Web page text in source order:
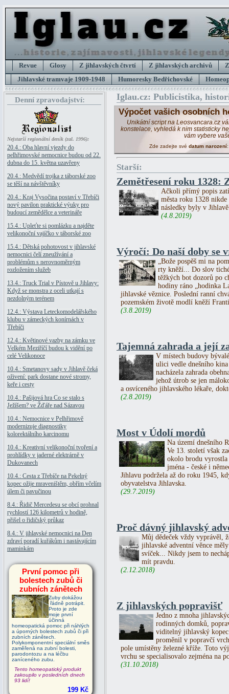
Revue Glosy Z jihlavských čtvrtí Z jihlavských archivů
Jihlavské tramvaje 1909-1948
Humoresky Bedřichovské
Denní zpravodajství:
Nejstarší regionální deník (zal. 1996):
20.4.: Oba hlavní vjezdy do
pelhřimovské nemocnice budou od 22.
dubna do 15. května uzavřeny
20.4.: Medvědí trojka z táborské zoo
se těší na návštěvníky
20.4.: Kraj Vysočina postaví v Třebíči
nový pavilon praktické výuky pro
budoucí zemědělce a veterináře
15.4.: Upleťte si pomlázku a najděte
velikonoční vajíčko v táborské zoo
15.4.: Dětská pohotovost v jihlavské
nemocnici čelí zneužívání a
problémům s nerovnoměrným
rozložením služeb
13.4.: Truck Trial v Pístově u Jihlavy:
Když se monstra z oceli utkají s
nezdolným terénem
12.4.: Výstava Leteckomodelářského
klubu v zámeckých konírnách v
Třebíči
12.4.: Květinové vazby na zámku ve
Velkém Meziříčí budou k vidění po
celé Velikonoce
10.4.: Smetanovy sady v Jihlavě čeká
oživení: park dostane nové stromy,
keře i cesty
10.4.: Pašijová hra Co se stalo s
Ježíšem? ve Žďáře nad Sázavou
10.4.: Nemocnice v Pelhřimově
modernizuje diagnostiky
kolorektálního karcinomu
10.4.: Kreativní velikonoční tvoření a
prohlídky v jaderné elektrárně v
Dukovanech
10.4.: Cesta z Třebíče na Pekelný
kopec ožije mraveništěm, obřím včelím
úlem či pavučinou
8.4.: Řidič Mercedesu se obcí prohnal
rychlostí 126 kilometrů v hodině,
přišel o řidičský průkaz
8.4.: V jihlavské nemocnici na Den
zdraví poradí kuřákům i nastávajícím
maminkám
První pomoc při
bolestech zubů či
zubních zánětech
Zuby dokážou
řádně potrápit.
Proto je zde
moje první
účinná
homeopatická pomoc při náhlých
a úporných bolestech zubů či při
zubních zánětech.
Polykomponentní speciální směs
zaměřená na zubní bolesti,
parodontozu a na léčbu
zaníceného zubu.
Tento homeopatický produkt
zakoupilo v posledních dnech
93 lidí!
199 Kč
Iglau.cz: Publicistika,
Výpočet vašich osobních
Unikátní script na Leosvancara.cz
konstelace, vyhledá k nim statisticky
vám vybere
Zde zadejte své datum narození
Starší:
Zemětřesení roku 1328:
Ačkoli přímý popis
města roku 1328
následky byly v
(4.8.2019)
Výročí: Do naší doby se
„Bože pospěš mi na
rty kněží... Do slov
těžkých bot dozorů po
hodiny ráno „hodinka
jihlavské věznice. Poslední ranní
pozemském životě modlí kněží
(3.8.2019)
Tajemná zahrada a její
V místech budovy
ulici vedle dnešního
nacházela zahrada
jehož útrob se jen
a osvíceného jihlavského lékaře,
(2.8.2019)
Most v Údolí mordů
Na území dnešního
Ve 13. století však
okolo brodu vyrostla
jména - české i
Jihlavu podržela až do roku 1945,
obyvatelstva Jihlavska.
(29.7.2019)
Proč dávný jihlavský
Můj dědeček vždy vyprávěl,
jihlavské adventní věnce
svíček... Nikdy jsem to
mít pravdu.
(2.12.2018)
Z jihlavských popravišť
Jedno z mnoha
rodinných domků,
viditelný jihlavský
proměnil v popravčí
pole umístěny železné kříže. Toto
vrchu se specialisovalo zejména na
(31.10.2018)